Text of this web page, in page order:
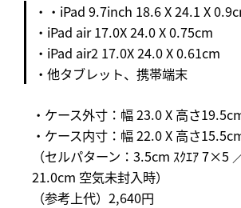
・・iPad 9.7inch 18.6 X 24.1 X
・iPad air 17.0X 24.0 X 0.75cm
・iPad air2 17.0X 24.0 X 0.61cm
・他タブレット、携帯端末
・ケース外寸：幅 23.0 X 高さ
・ケース内寸：幅 22.0 X 高さ
（セルパターン：3.5cm ｽｸｴｱ 7×5
21.0cm 空気未封入時）
（参考上代）2,640円